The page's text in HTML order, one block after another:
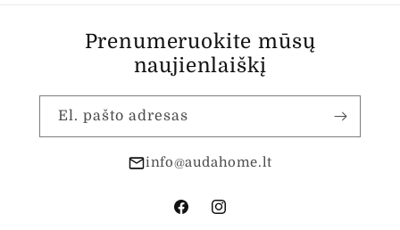
Prenumeruokite mūsų
naujienlaiškį
El. pašto adresas
info@audahome.lt
„Facebook“„Instagram“